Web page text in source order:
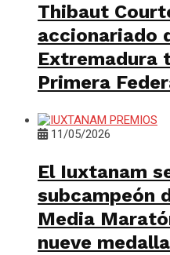
Thibaut
accionariado
Extremadura
Primera
11/05/2026
El Iuxtanam
subcampeón
Media
nueve